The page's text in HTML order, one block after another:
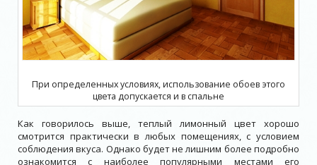
При определенных условиях, использование обоев этого
цвета допускается и в спальне
Как говорилось выше, теплый лимонный цвет хорошо
смотрится практически в любых помещениях, с условием
соблюдения вкуса. Однако будет не лишним более подробно
ознакомится с наиболее популярными местами его